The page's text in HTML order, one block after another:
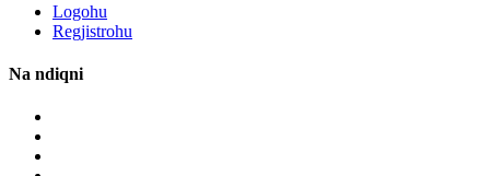
Logohu
Regjistrohu
Na ndiqni